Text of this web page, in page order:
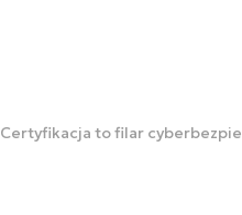
Certyfikacja to filar